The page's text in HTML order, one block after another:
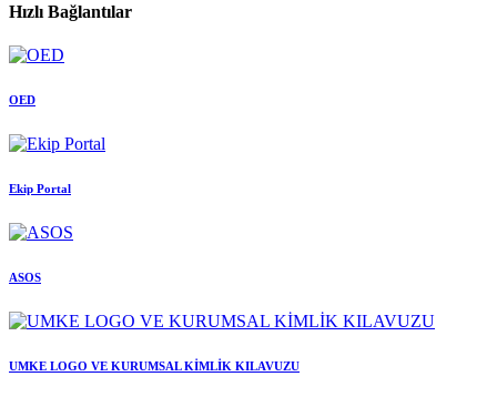
Hızlı Bağlantılar
OED
Ekip Portal
ASOS
UMKE LOGO VE KURUMSAL KİMLİK KILAVUZU